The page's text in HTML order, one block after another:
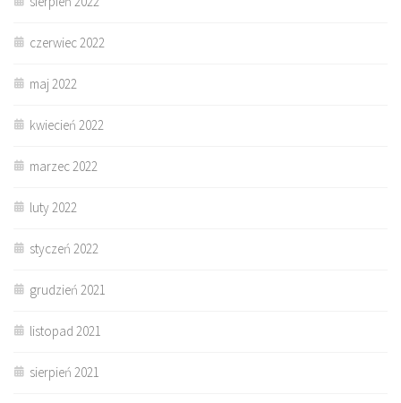
czerwiec 2022
maj 2022
kwiecień 2022
marzec 2022
luty 2022
styczeń 2022
grudzień 2021
listopad 2021
sierpień 2021